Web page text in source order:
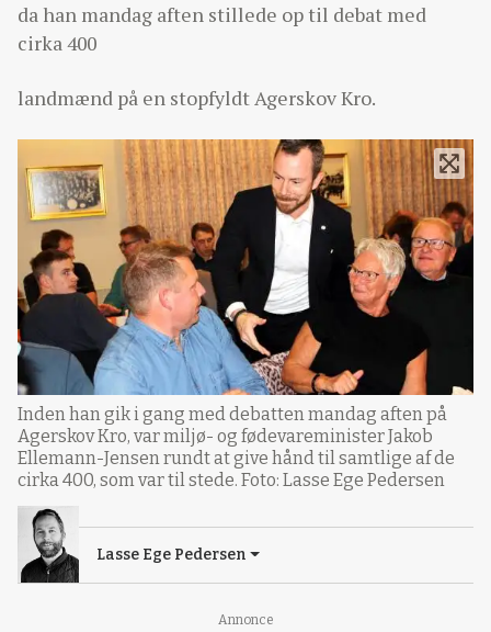
Annonce
da han mandag aften stillede op til debat med
cirka 400
landmænd på en stopfyldt Agerskov Kro.
Inden han gik i gang med debatten mandag aften på
Agerskov Kro, var miljø- og fødevareminister Jakob
Ellemann-Jensen rundt at give hånd til samtlige af de
cirka 400, som var til stede. Foto: Lasse Ege Pedersen
Lasse Ege Pedersen